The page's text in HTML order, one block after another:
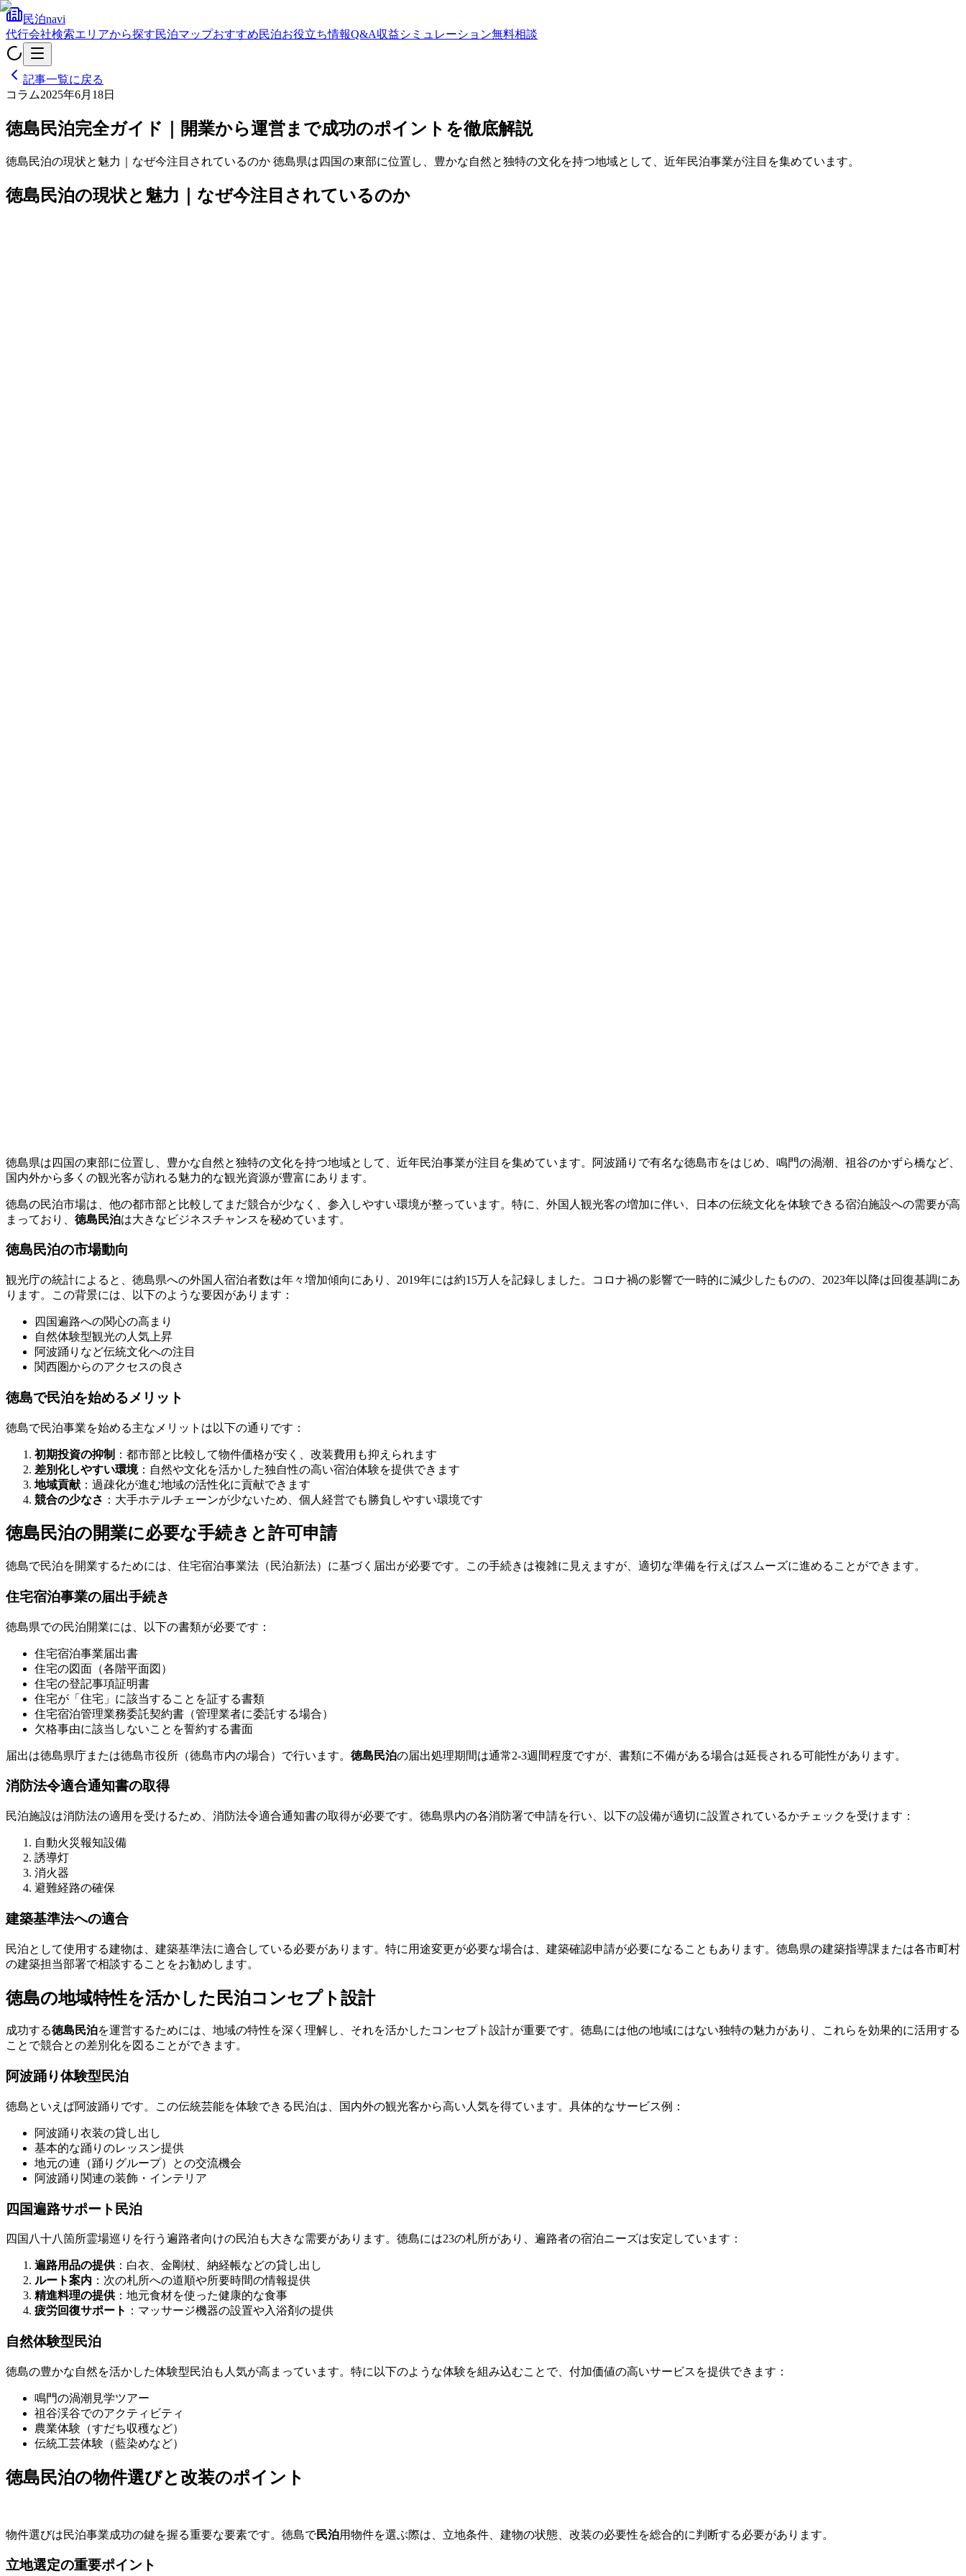
民泊navi
代行会社検索エリアから探す民泊マップおすすめ民泊お役立ち情報Q&A収益シミュレーション無料相談
記事一覧に戻る
コラム2025年6月18日
徳島民泊完全ガイド｜開業から運営まで成功のポイントを徹底解説
徳島民泊の現状と魅力｜なぜ今注目されているのか 徳島県は四国の東部に位置し、豊かな自然と独特の文化を持つ地域として、近年民泊事業が注目を集めています。
徳島民泊の現状と魅力｜なぜ今注目されているのか
徳島県は四国の東部に位置し、豊かな自然と独特の文化を持つ地域として、近年民泊事業が注目を集めています。阿波踊りで有名な徳島市をはじめ、鳴門の渦潮、祖谷のかずら橋など、
国内外から多くの観光客が訪れる魅力的な観光資源が豊富にあります。
徳島の民泊市場は、他の都市部と比較してまだ競合が少なく、参入しやすい環境が整っています。特に、外国人観光客の増加に伴い、日本の伝統文化を体験できる宿泊施設への需要が高
まっており、 徳島民泊は大きなビジネスチャンスを秘めています。
徳島民泊の市場動向
観光庁の統計によると、徳島県への外国人宿泊者数は年々増加傾向にあり、2019年には約15万人を記録しました。コロナ禍の影響で一時的に減少したものの、2023年以降は回復基調にあ
ります。この背景には、以下のような要因があります：
四国遍路への関心の高まり
自然体験型観光の人気上昇
阿波踊りなど伝統文化への注目
関西圏からのアクセスの良さ
徳島で民泊を始めるメリット
徳島で民泊事業を始める主なメリットは以下の通りです：
初期投資の抑制 ：都市部と比較して物件価格が安く、改装費用も抑えられます
差別化しやすい環境：自然や文化を活かした独自性の高い宿泊体験を提供できます
地域貢献 ：過疎化が進む地域の活性化に貢献できます
競合の少なさ ：大手ホテルチェーンが少ないため、個人経営でも勝負しやすい環境です
徳島民泊の開業に必要な手続きと許可申請
徳島で民泊を開業するためには、住宅宿泊事業法（民泊新法）に基づく届出が必要です。この手続きは複雑に見えますが、適切な準備を行えばスムーズに進めることができます。
住宅宿泊事業の届出手続き
徳島県での民泊開業には、以下の書類が必要です：
住宅宿泊事業届出書
住宅の図面（各階平面図）
住宅の登記事項証明書
住宅が「住宅」に該当することを証する書類
住宅宿泊管理業務委託契約書（管理業者に委託する場合）
欠格事由に該当しないことを誓約する書面
届出は徳島県庁または徳島市役所（徳島市内の場合）で行います。 徳島民泊の届出処理期間は通常2-3週間程度ですが、書類に不備がある場合は延長される可能性があります。
消防法令適合通知書の取得
民泊施設は消防法の適用を受けるため、消防法令適合通知書の取得が必要です。徳島県内の各消防署で申請を行い、以下の設備が適切に設置されているかチェックを受けます：
自動火災報知設備
誘導灯
消火器
避難経路の確保
建築基準法への適合
民泊として使用する建物は、建築基準法に適合している必要があります。特に用途変更が必要な場合は、建築確認申請が必要になることもあります。徳島県の建築指導課または各市町村
の建築担当部署で相談することをお勧めします。
徳島の地域特性を活かした民泊コンセプト設計
成功する徳島民泊を運営するためには、地域の特性を深く理解し、それを活かしたコンセプト設計が重要です。徳島には他の地域にはない独特の魅力があり、これらを効果的に活用する
ことで競合との差別化を図ることができます。
阿波踊り体験型民泊
徳島といえば阿波踊りです。この伝統芸能を体験できる民泊は、国内外の観光客から高い人気を得ています。具体的なサービス例：
阿波踊り衣装の貸し出し
基本的な踊りのレッスン提供
地元の連（踊りグループ）との交流機会
阿波踊り関連の装飾・インテリア
四国遍路サポート民泊
四国八十八箇所霊場巡りを行う遍路者向けの民泊も大きな需要があります。徳島には23の札所があり、遍路者の宿泊ニーズは安定しています：
遍路用品の提供：白衣、金剛杖、納経帳などの貸し出し
ルート案内 ：次の札所への道順や所要時間の情報提供
精進料理の提供：地元食材を使った健康的な食事
疲労回復サポート ：マッサージ機器の設置や入浴剤の提供
自然体験型民泊
徳島の豊かな自然を活かした体験型民泊も人気が高まっています。特に以下のような体験を組み込むことで、付加価値の高いサービスを提供できます：
鳴門の渦潮見学ツアー
祖谷渓谷でのアクティビティ
農業体験（すだち収穫など）
伝統工芸体験（藍染めなど）
徳島民泊の物件選びと改装のポイント
物件選びは民泊事業成功の鍵を握る重要な要素です。徳島で民泊用物件を選ぶ際は、立地条件、建物の状態、改装の必要性を総合的に判断する必要があります。
立地選定の重要ポイント